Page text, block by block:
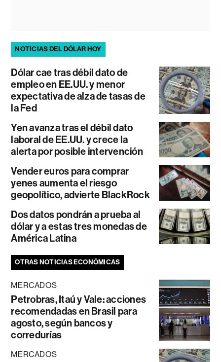
NOTICIAS DEL DÓLAR HOY
Dólar cae tras débil dato de
empleo en EE.UU. y menor
expectativa de alza de tasas de
la Fed
Yen avanza tras el débil dato
laboral de EE.UU. y crece la
alerta por posible intervención
Vender euros para comprar
yenes aumenta el riesgo
geopolítico, advierte BlackRock
Dos datos pondrán a prueba al
dólar y a estas tres monedas de
América Latina
OTRAS NOTICIAS ECONÓMICAS
MERCADOS
Petrobras, Itaú y Vale: acciones
recomendadas en Brasil para
agosto, según bancos y
corredurías
MERCADOS